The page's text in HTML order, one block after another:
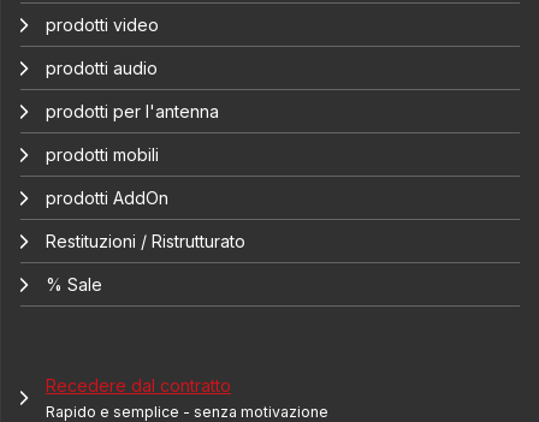
prodotti video
prodotti audio
prodotti per l'antenna
prodotti mobili
prodotti AddOn
Restituzioni / Ristrutturato
% Sale
Recedere dal contratto
Rapido e semplice - senza motivazione